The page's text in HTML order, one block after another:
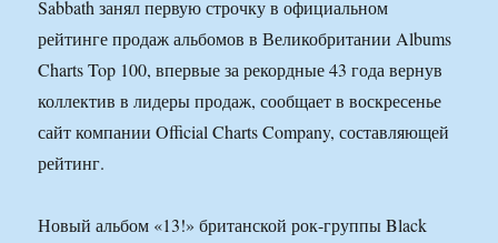
Sabbath занял первую строчку в официальном
рейтинге продаж альбомов в Великобритании Albums
Charts Top 100, впервые за рекордные 43 года вернув
коллектив в лидеры продаж, сообщает в воскресенье
сайт компании Official Charts Company, составляющей
рейтинг.
Новый альбом «13!» британской рок-группы Black